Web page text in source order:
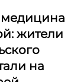
медицина
жители
на